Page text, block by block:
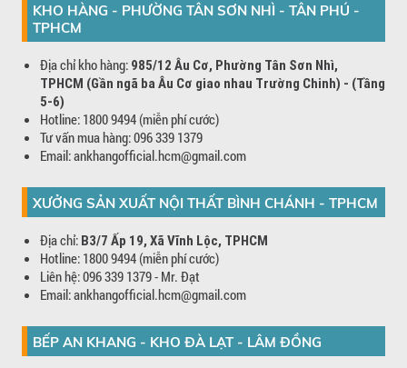
KHO HÀNG - PHƯỜNG TÂN SƠN NHÌ - TÂN PHÚ -
TPHCM
Địa chỉ kho hàng: 985/12 Âu Cơ, Phường Tân Sơn Nhì,
TPHCM (Gần ngã ba Âu Cơ giao nhau Trường Chinh) - (Tầng
5-6)
Hotline: 1800 9494 (miễn phí cước)
Tư vấn mua hàng: 096 339 1379
Email: ankhangofficial.hcm@gmail.com
XƯỞNG SẢN XUẤT NỘI THẤT BÌNH CHÁNH - TPHCM
Địa chỉ: B3/7 Ấp 19, Xã Vĩnh Lộc, TPHCM
Hotline: 1800 9494 (miễn phí cước)
Liên hệ: 096 339 1379 - Mr. Đạt
Email: ankhangofficial.hcm@gmail.com
BẾP AN KHANG - KHO ĐÀ LẠT - LÂM ĐỒNG